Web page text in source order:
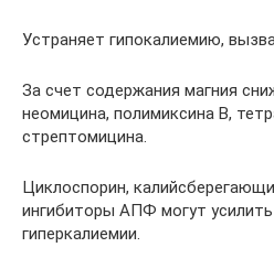
Устраняет гипокалиемию,
За счет содержания магния
неомицина, полимиксина В,
стрептомицина.
Циклоспорин,
ингибиторы АПФ могут усилить
гиперкалиемии.